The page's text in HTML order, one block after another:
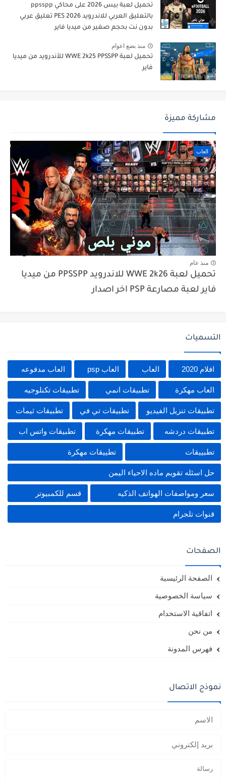
تحميل لعبة بيس 2026 على محاكي ppsspp
بالتعليق العربي للاندرويد PES 2026 تعليق عربي
بدون نت بحجم صغير من ميديا فاير
منذ بضع اعوام
تحميل لعبة WWE 2k25 PPSSPP للأندرويد من ميديا
فاير
مشاركة مميزة
العاب
منذ عام
تحميل لعبة WWE 2k26 للاندرويد PPSSPP من ميديا
فاير لعبة مصارعة PSP اخر اصدار
التسميات
افلام 2020 العاب العاب psp العاب مدفوعه
العاب مهكرة تطبيقات انمي تطبيقات تكنلوجيه
تطبيقات تنزيل الفيديو تطبيقات تي في تطبيقات ثيمات
تطبيقات دردشه تطبيقات مهكرة تطبيقات واتس اب
تطبييقات تطييقات مهكرة
حل اسئله تقويم ماده الاحياء اليمن
سعر ومواصفات الهواتف الذكيه قسم للكمبيوتر
قنوات تلجرام
الصفحات
الصفحة الرئيسية
سياسة الخصوصية
اتفاقية الاستخدام
من نحن
فهرس المدونة
نموذج الاتصال